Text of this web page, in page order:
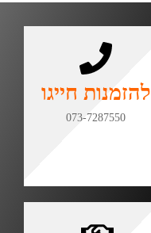
להזמנות חייגו
073-7287550